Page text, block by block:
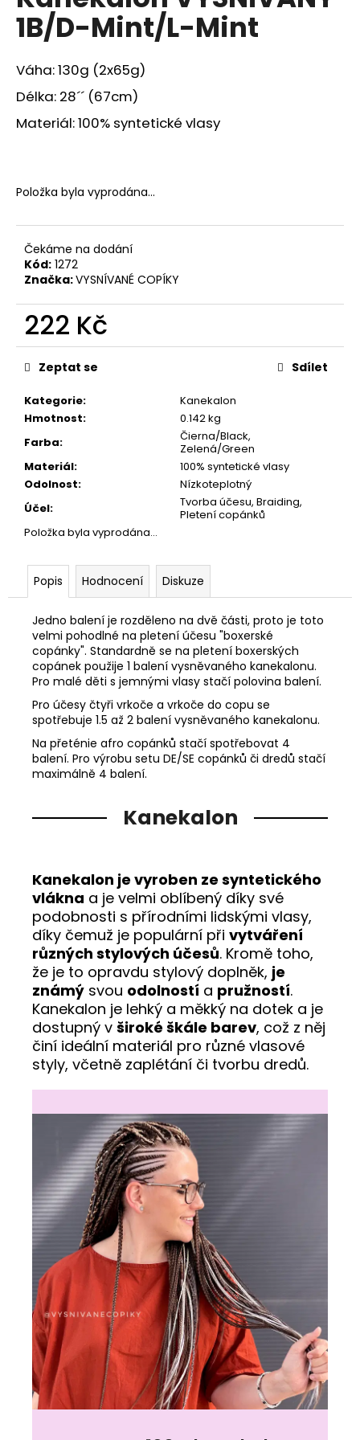
0,0
hvězdiček.
1B/D-Mint/L-Mint
Váha: 130g (2x65g)
Délka: 28´´ (67cm)
Materiál: 100% syntetické vlasy
Položka byla vyprodána…
Čekáme na dodání
Kód: 1272
Značka:VYSNÍVANÉ COPÍKY
222 Kč
Měrná
cena:
Kategorie:
Kanekalon
Hmotnost:
0.142 kg
Farba:
Čierna/Black,
Zelená/Green
Materiál:
100% syntetické vlasy
Odolnost:
Nízkoteplotný
Účel:
Tvorba účesu, Braiding,
Pletení copánků
Položka byla vyprodána…
Zeptat se Sdílet
Popis Hodnocení Diskuze
Jedno balení je rozděleno na dvě části, proto je toto
velmi pohodlné na pletení účesu "boxerské
copánky". Standardně se na pletení boxerských
copánek použije 1 balení vysněvaného kanekalonu.
Pro malé děti s jemnými vlasy stačí polovina balení.
Pro účesy čtyři vrkoče a vrkoče do copu se
spotřebuje 1.5 až 2 balení vysněvaného kanekalonu.
Na přeténie afro copánků stačí spotřebovat 4
balení. Pro výrobu setu DE/SE copánků či dredů stačí
maximálně 4 balení.
Kanekalon
Kanekalon je vyroben ze syntetického
vlákna a je velmi oblíbený díky své
podobnosti s přírodními lidskými vlasy,
díky čemuž je populární při vytváření
různých stylových účesů. Kromě toho,
že je to opravdu stylový doplněk, je
známý svou odolností a pružností.
Kanekalon je lehký a měkký na dotek a je
dostupný v široké škále barev, což z něj
činí ideální materiál pro různé vlasové
styly, včetně zaplétání či tvorbu dredů.
a
j
í
t
?
HLEDAT
D
o
o
u
č
e
m
e